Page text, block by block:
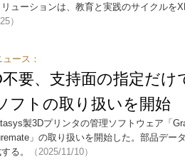
ューションは、教育と実践のサイクルを
）
ース：
要、支持面の指定だけ
フトの取り扱いを開始
製3Dプリンタの管理ソフトウェア「
」の取り扱いを開始した。部品デー
る。
（2025/11/10）